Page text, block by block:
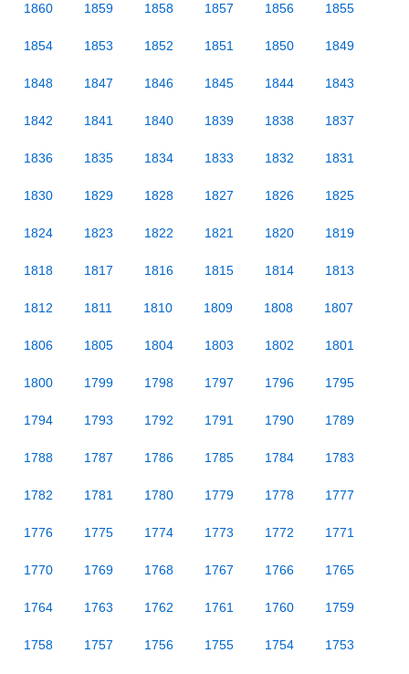
1860 1859 1858 1857 1856 1855
1854 1853 1852 1851 1850 1849
1848 1847 1846 1845 1844 1843
1842 1841 1840 1839 1838 1837
1836 1835 1834 1833 1832 1831
1830 1829 1828 1827 1826 1825
1824 1823 1822 1821 1820 1819
1818 1817 1816 1815 1814 1813
1812 1811 1810 1809 1808 1807
1806 1805 1804 1803 1802 1801
1800 1799 1798 1797 1796 1795
1794 1793 1792 1791 1790 1789
1788 1787 1786 1785 1784 1783
1782 1781 1780 1779 1778 1777
1776 1775 1774 1773 1772 1771
1770 1769 1768 1767 1766 1765
1764 1763 1762 1761 1760 1759
1758 1757 1756 1755 1754 1753